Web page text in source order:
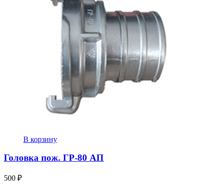
В корзину
Головка пож. ГР-80 АП
500 ₽